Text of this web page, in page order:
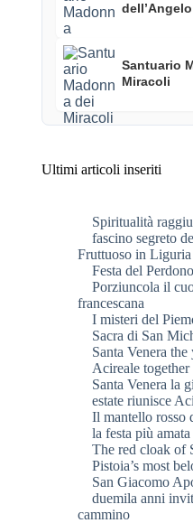
dell’Angelo
Santuario
Miracoli
Ultimi articoli inseriti
Spiritualità
fascino segreto
Fruttuoso in Liguria
Festa del
Porziuncola il
francescana
I misteri del
Sacra di San
Santa Venera
Acireale
Santa Venera la
estate riunisce
Il mantello rosso
la festa più
The red cloak of
Pistoia’s most
San Giacomo
duemila anni
cammino